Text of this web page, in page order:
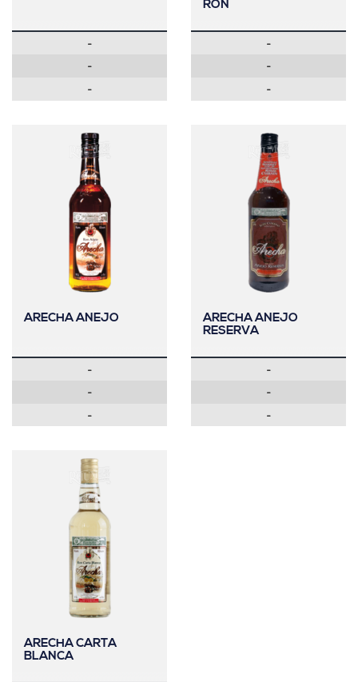
-
-
-
RON
-
-
-
ARECHA ANEJO
-
-
-
ARECHA ANEJO
RESERVA
-
-
-
ARECHA CARTA
BLANCA